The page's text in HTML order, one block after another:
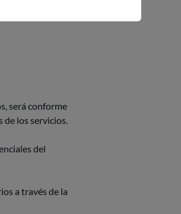
será conforme
de los servicios.
del
a través de la